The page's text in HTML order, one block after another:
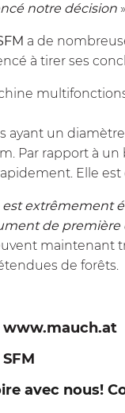
notre décision
a de
à tirer ses
ayant un
Par rapport à
Elle
extrêmement
de première
maintenant
de forêts.
www.mauch.at
SFM
avec nous!